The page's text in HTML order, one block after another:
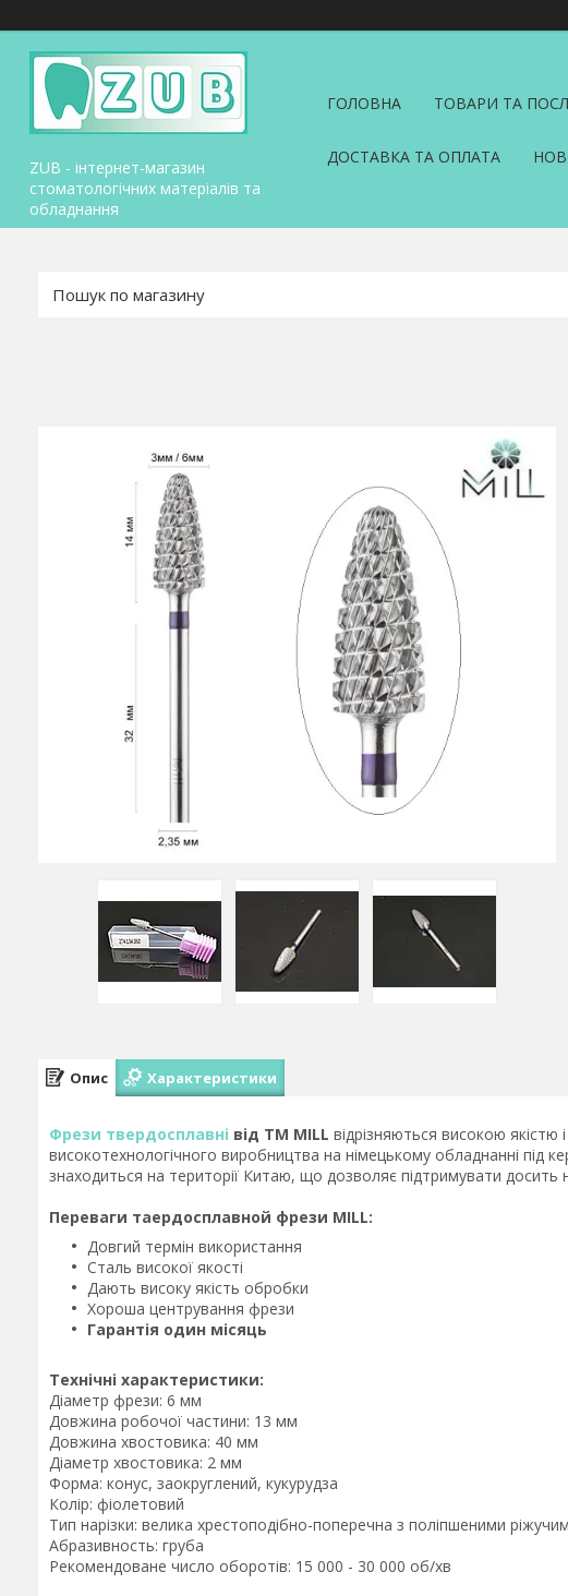
ZUB - інтернет-магазин
стоматологічних матеріалів та
обладнання
ГОЛОВНА ТОВАРИ ТА
ДОСТАВКА ТА ОПЛАТА
Опис Характеристики
Фрези твердосплавні від ТМ MILL відрізняються високою якістю
високотехнологічного виробництва на німецькому обладнанні під
знаходиться на території Китаю, що дозволяє підтримувати досить
Переваги таердосплавной фрези MILL:
Довгий термін використання
Сталь високої якості
Дають високу якість обробки
Хороша центрування фрези
Гарантія один місяць
Технічні характеристики:
Діаметр фрези: 6 мм
Довжина робочої частини: 13 мм
Довжина хвостовика: 40 мм
Діаметр хвостовика: 2 мм
Форма: конус, заокруглений, кукурудза
Колір: фіолетовий
Тип нарізки: велика хрестоподібно-поперечна з поліпшеними
Абразивность: груба
Рекомендоване число оборотів: 15 000 - 30 000 об/хв